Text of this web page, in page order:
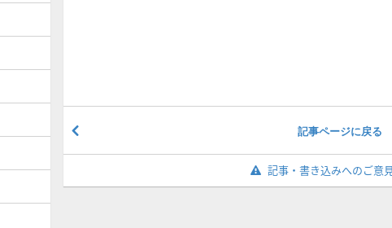
記事ページに戻る
記事・書き込みへのご意